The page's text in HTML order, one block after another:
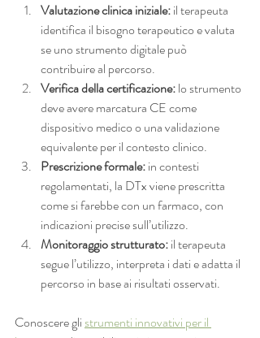
Valutazione clinica iniziale: il terapeuta
identifica il bisogno terapeutico e valuta
se uno strumento digitale può
contribuire al percorso.
Verifica della certificazione: lo strumento
deve avere marcatura CE come
dispositivo medico o una validazione
equivalente per il contesto clinico.
Prescrizione formale: in contesti
regolamentati, la DTx viene prescritta
come si farebbe con un farmaco, con
indicazioni precise sull’utilizzo.
Monitoraggio strutturato: il terapeuta
segue l’utilizzo, interpreta i dati e adatta il
percorso in base ai risultati osservati.
Conoscere gli strumenti innovativi per il